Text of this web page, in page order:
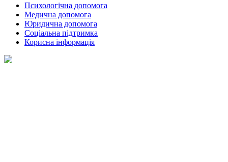
Психологічна допомога
Медична допомога
Юридична допомога
Соціальна підтримка
Корисна інформація